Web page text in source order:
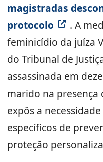
magistradas
protocolo
. A
feminicídio da juíza
do Tribunal de
assassinada em
marido na presença
expôs a
específicos de
proteção